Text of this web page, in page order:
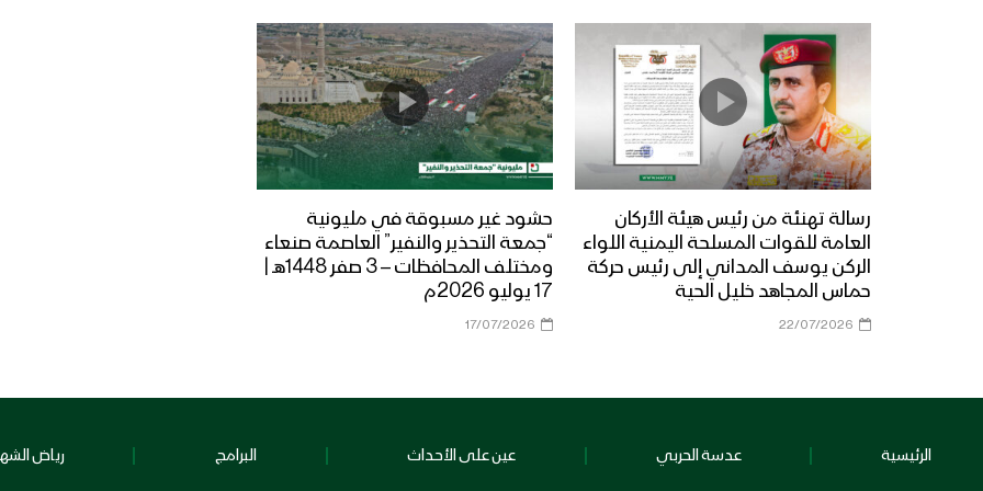
رسالة تهنئة من رئيس هيئة الأركان
العامة للقوات المسلحة اليمنية اللواء
الركن يوسف المداني إلى رئيس حركة
حماس المجاهد خليل الحية
22/07/2026
حشود غير مسبوقة في مليونية
“جمعة التحذير والنفير” العاصمة صنعاء
ومختلف المحافظات – 3 صفر 1448هـ |
17 يوليو 2026م
17/07/2026
الرئيسية عدسة الحربي عين على الأحداث البرامج رياض